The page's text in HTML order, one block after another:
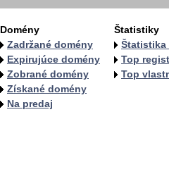
Domény
Zadržané domény
Expirujúce domény
Zobrané domény
Získané domény
Na predaj
Štatistiky
Štatistika
Top
Top